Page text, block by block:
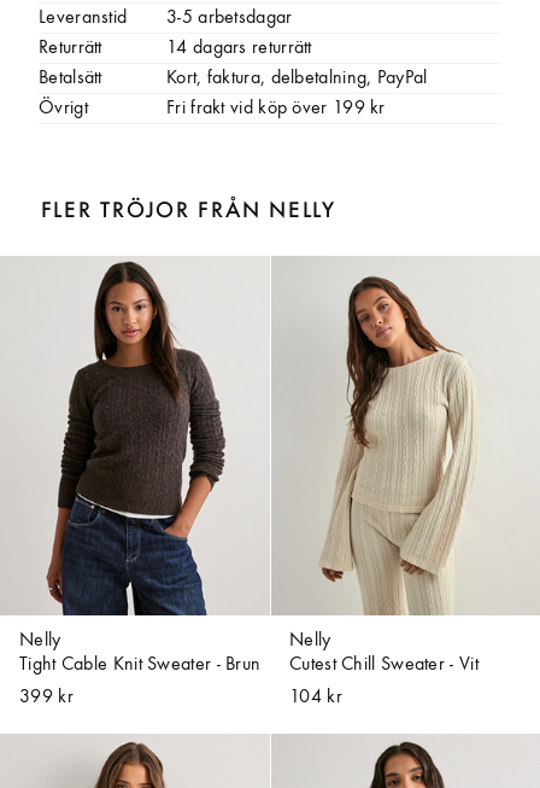
Leveranstid
3-5 arbetsdagar
Returrätt
14 dagars returrätt
Betalsätt
Kort, faktura, delbetalning, PayPal
Övrigt
Fri frakt vid köp över 199 kr
FLER TRÖJOR FRÅN NELLY
Nelly
Tight Cable Knit Sweater - Brun
399 kr
Nelly
Cutest Chill Sweater - Vit
104 kr